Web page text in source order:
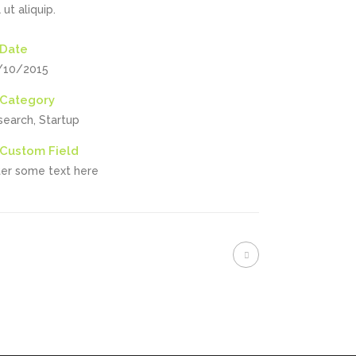
ut aliquip.
Date
2015
Category
Startup
Custom Field
some text here